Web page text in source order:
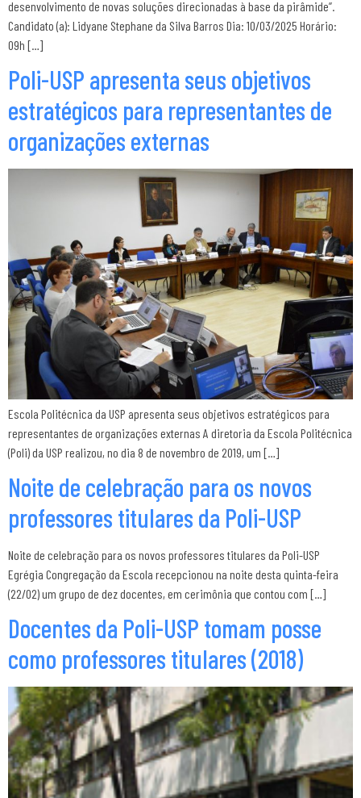
desenvolvimento de novas soluções direcionadas à base da pirâmide”.
Candidato (a): Lidyane Stephane da Silva Barros Dia: 10/03/2025 Horário:
09h […]
Poli-USP apresenta seus objetivos
estratégicos para representantes de
organizações externas
Escola Politécnica da USP apresenta seus objetivos estratégicos para
representantes de organizações externas A diretoria da Escola Politécnica
(Poli) da USP realizou, no dia 8 de novembro de 2019, um […]
Noite de celebração para os novos
professores titulares da Poli-USP
Noite de celebração para os novos professores titulares da Poli-USP
Egrégia Congregação da Escola recepcionou na noite desta quinta-feira
(22/02) um grupo de dez docentes, em cerimônia que contou com […]
Docentes da Poli-USP tomam posse
como professores titulares (2018)